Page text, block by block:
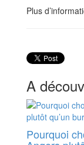
Plus
A
Pourquoi